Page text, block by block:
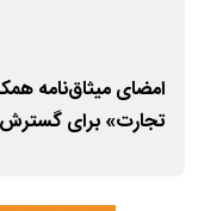
امضای میثاق‌نامه
تجارت» برای گسترش